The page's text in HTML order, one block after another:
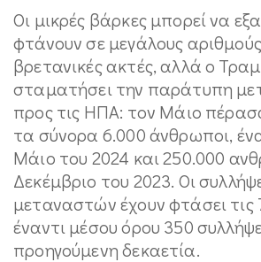
Οι μικρές βάρκες μπορεί να
φτάνουν σε μεγάλους
βρετανικές ακτές, αλλά ο
σταματήσει την παράτυπη
προς τις ΗΠΑ: τον Μάιο
τα σύνορα 6.000 άνθρωποι,
Μάιο του 2024 και 250.000
Δεκέμβριο του 2023. Οι
μεταναστών έχουν φτάσει τις
έναντι μέσου όρου 350
προηγούμενη δεκαετία.